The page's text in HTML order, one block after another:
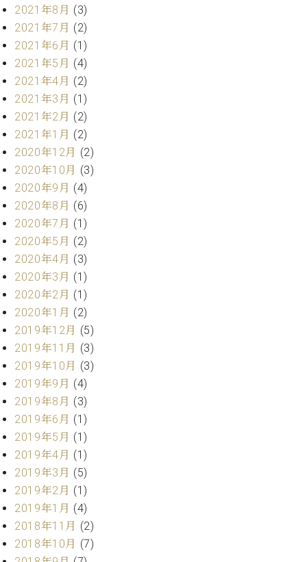
2021年8月 (3)
2021年7月 (2)
2021年6月 (1)
2021年5月 (4)
2021年4月 (2)
2021年3月 (1)
2021年2月 (2)
2021年1月 (2)
2020年12月 (2)
2020年10月 (3)
2020年9月 (4)
2020年8月 (6)
2020年7月 (1)
2020年5月 (2)
2020年4月 (3)
2020年3月 (1)
2020年2月 (1)
2020年1月 (2)
2019年12月 (5)
2019年11月 (3)
2019年10月 (3)
2019年9月 (4)
2019年8月 (3)
2019年6月 (1)
2019年5月 (1)
2019年4月 (1)
2019年3月 (5)
2019年2月 (1)
2019年1月 (4)
2018年11月 (2)
2018年10月 (7)